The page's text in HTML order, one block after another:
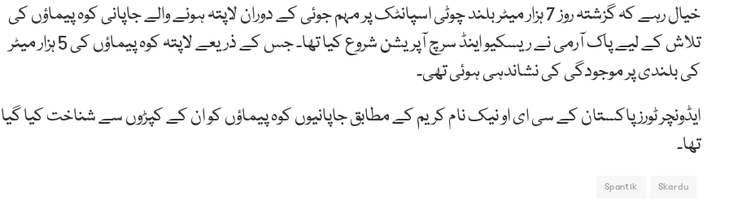
خیال رہے کہ گزشتہ روز 7 ہزار میٹر بلند چوٹی اسپانٹک پر مہم جوئی کے دوران لاپتہ ہونے والے جاپانی کوہ پیماؤں کی
تلاش کے لیے پاک آرمی نے ریسکیو اینڈ سرچ آپریشن شروع کیا تھا۔ جس کے ذریعے لاپتہ کوہ پیماؤں کی 5 ہزار میٹر
کی بلندی پر موجودگی کی نشاندہی ہوئی تھی۔
ایڈونچر ٹورز پاکستان کے سی ای او نیک نام کریم کے مطابق جاپانیوں کوہ پیماؤں کو ان کے کپڑوں سے شناخت کیا گیا
تھا۔
Skardu
Spantik